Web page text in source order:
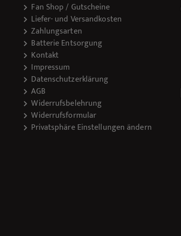
Fan Shop / Gutscheine
Liefer- und Versandkosten
Zahlungsarten
Batterie Entsorgung
Kontakt
Impressum
Datenschutzerklärung
AGB
Widerrufsbelehrung
Widerrufsformular
Privatsphäre Einstellungen ändern